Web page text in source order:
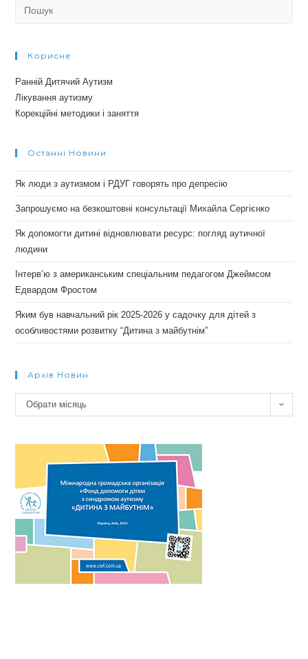
Корисне
Ранній Дитячий Аутизм
Лікування аутизму
Корекційні методики і заняття
Останні Новини
Як люди з аутизмом і РДУГ говорять про депресію
Запрошуємо на безкоштовні консультації Михайла Сергієнко
Як допомогти дитині відновлювати ресурс: погляд аутичної
людини
Інтерв’ю з американським спеціальним педагогом Джеймсом
Едвардом Фростом
Яким був навчальний рік 2025-2026 у садочку для дітей з
особливостями розвитку “Дитина з майбутнім”
Архів Новин
Архів
новин
Обрати місяць